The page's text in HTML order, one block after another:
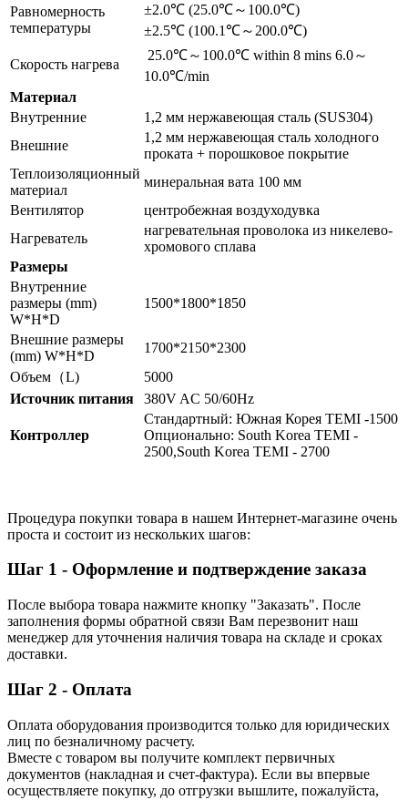
Равномерность
температуры
±2.0℃ (25.0℃～100.0℃)
±2.5℃ (100.1℃～200.0℃)
Скорость нагрева
25.0℃～100.0℃ within 8 mins 6.0～
10.0℃/min
Материал
Внутренние
1,2 мм нержавеющая сталь (SUS304)
Внешние
1,2 мм нержавеющая сталь холодного
проката + порошковое покрытие
Теплоизоляционный
материал
минеральная вата 100 мм
Вентилятор
центробежная воздуходувка
Нагреватель
нагревательная проволока из никелево-
хромового сплава
Размеры
Внутренние
размеры (mm)
W*H*D
1500*1800*1850
Внешние размеры
(mm) W*H*D
1700*2150*2300
Объем（L)
5000
Источник питания
380V AC 50/60Hz
Контроллер
Стандартный: Южная Корея TEMI -1500
Опционально: South Korea TEMI -
2500,South Korea TEMI - 2700
Процедура покупки товара в нашем Интернет-магазине очень
проста и состоит из нескольких шагов:
Шаг 1 - Оформление и подтверждение заказа
После выбора товара нажмите кнопку "Заказать". После
заполнения формы обратной связи Вам перезвонит наш
менеджер для уточнения наличия товара на складе и сроках
доставки.
Шаг 2 - Оплата
Оплата оборудования производится только для юридических
лиц по безналичному расчету.
Вместе с товаром вы получите комплект первичных
документов (накладная и счет-фактура). Если вы впервые
осуществляете покупку, до отгрузки вышлите, пожалуйста,